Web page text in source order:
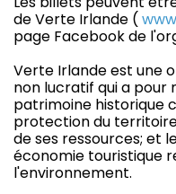
de Verte Irlande (
page Facebook de
Verte Irlande est une
non lucratif qui a pour
patrimoine historique
protection du
de ses ressources; et
économie touristique
l'environnement.